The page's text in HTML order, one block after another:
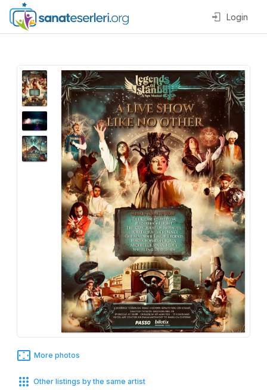
Login
More photos
Other listings by the same artist